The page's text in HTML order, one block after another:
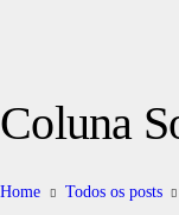
Coluna
Home Todos os posts